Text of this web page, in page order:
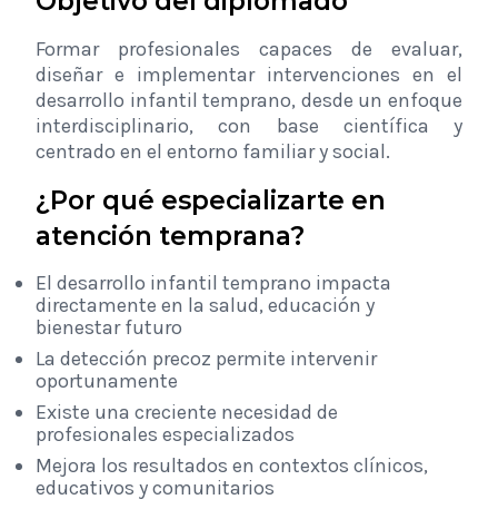
Formar profesionales capaces de evaluar,
diseñar e implementar intervenciones en el
desarrollo infantil temprano, desde un enfoque
interdisciplinario, con base científica y
centrado en el entorno familiar y social.
¿Por qué especializarte en
atención temprana?
El desarrollo infantil temprano impacta
directamente en la salud, educación y
bienestar futuro
La detección precoz permite intervenir
oportunamente
Existe una creciente necesidad de
profesionales especializados
Mejora los resultados en contextos clínicos,
educativos y comunitarios